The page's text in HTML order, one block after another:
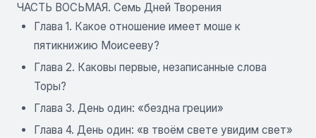
ЧАСТЬ ВОСЬМАЯ. Семь Дней Творения
Глава 1. Какое отношение имеет моше к
пятикнижию Моисееву?
Глава 2. Каковы первые, незаписанные слова
Торы?
Глава 3. День один: «бездна греции»
Глава 4. День один: «в твоём свете увидим свет»